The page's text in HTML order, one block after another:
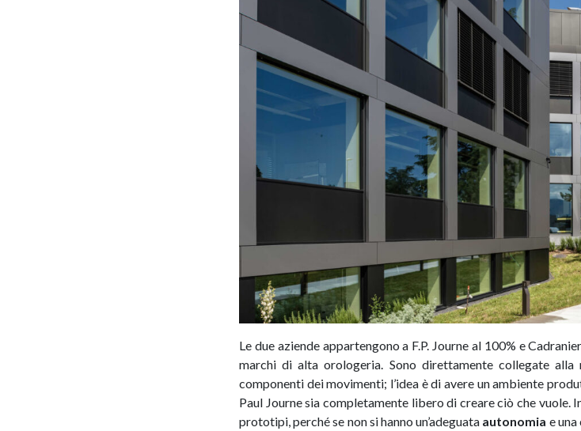
Le due aziende appartengono a F.P. Journe al 100% e
marchi di alta orologeria. Sono direttamente collegate
componenti dei movimenti; l’idea è di avere un ambiente
Paul Journe sia completamente libero di creare ciò che vuole.
prototipi, perché se non si hanno un’adeguata autonomia e